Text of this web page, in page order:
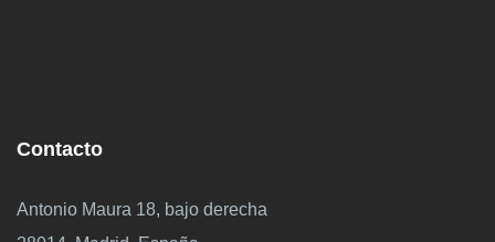
Contacto
Antonio Maura 18, bajo derecha